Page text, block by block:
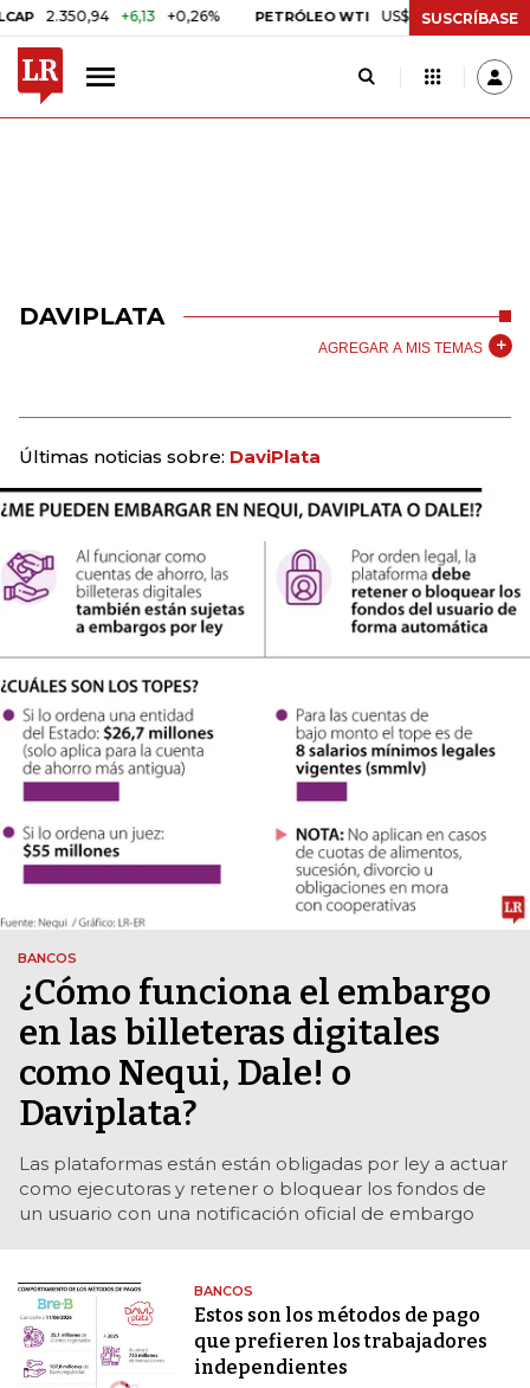
+6,13 +0,26% PETRÓLEO WTI US$ 78,01 US$ 2,92
SUSCRÍBASE
DAVIPLATA
AGREGAR A MIS TEMAS
Últimas noticias sobre: DaviPlata
BANCOS
¿Cómo funciona el embargo
en las billeteras digitales
como Nequi, Dale! o
Daviplata?
Las plataformas están están obligadas por ley a actuar
como ejecutoras y retener o bloquear los fondos de
un usuario con una notificación oficial de embargo
BANCOS
Estos son los métodos de pago
que prefieren los trabajadores
independientes